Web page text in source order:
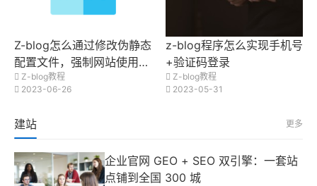
Z-blog怎么通过修改伪静态
配置文件，强制网站使用ht
tps访问
Z-blog教程
2023-06-26
z-blog程序怎么实现手机号
+验证码登录
Z-blog教程
2023-05-31
建站 更多
企业官网 GEO + SEO 双引擎：一套站
点铺到全国 300 城